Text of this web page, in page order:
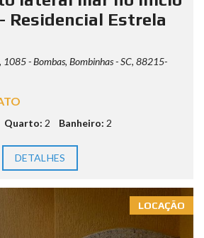
Residencial Estrela
1085 - Bombas, Bombinhas - SC, 88215-
Quarto: 2 Banheiro: 2
DETALHES
LOCAÇÃO